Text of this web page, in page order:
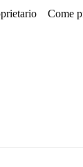
Come